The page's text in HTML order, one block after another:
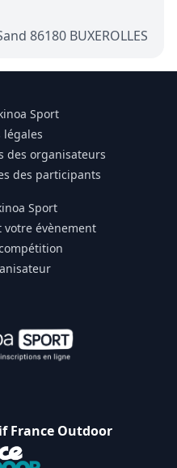
86180 BUXEROLLES
Sport
légales
des organisateurs
des participants
Sport
votre évènement
France Outdoor